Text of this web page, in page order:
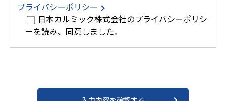
プライバシーポリシー
日本カルミック株式会社のプライバシーポリシ
ーを読み、同意しました。